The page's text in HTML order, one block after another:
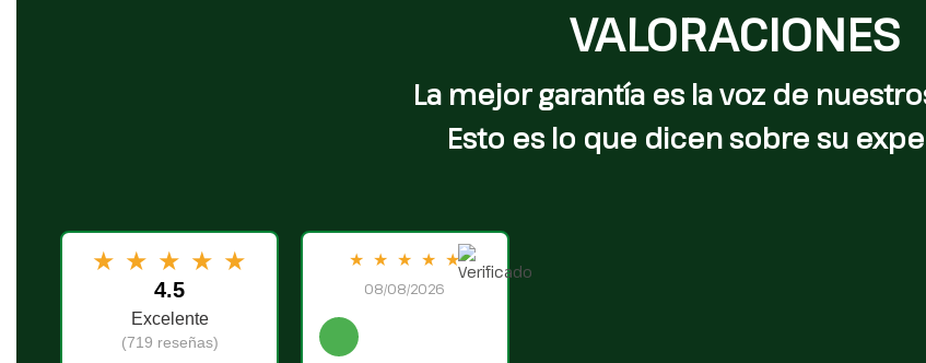
VALORACIONES
La mejor garantía es la voz de
Esto es lo que dicen sobre su
★ ★ ★ ★ ★
4.5
Excelente
(719 reseñas)
★ ★ ★ ★ ★
08/08/2026